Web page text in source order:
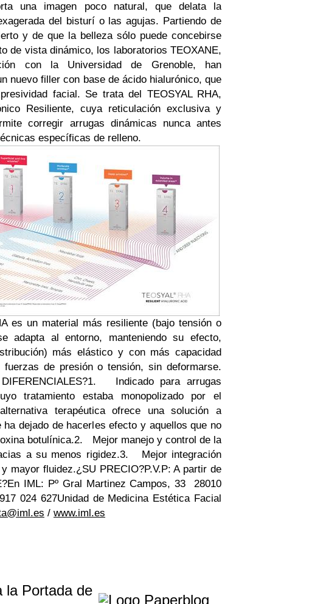
una imagen poco natural, que delata la
del bisturí o las agujas. Partiendo de
y de que la belleza sólo puede concebirse
de vista dinámico, los laboratorios TEOXANE,
con la Universidad de Grenoble, han
nuevo filler con base de ácido hialurónico, que
facial. Se trata del TEOSYAL RHA,
Resiliente, cuya reticulación exclusiva y
corregir arrugas dinámicas nunca antes
específicas de relleno.
es un material más resiliente (bajo tensión o
adapta al entorno, manteniendo su efecto,
más elástico y con más capacidad
fuerzas de presión o tensión, sin deformarse.
1.
Indicado para arrugas
tratamiento estaba monopolizado por el
terapéutica ofrece una solución a
ha dejado de hacerles efecto y aquellos que no
botulínica.2.
Mejor manejo y control de la
a su menos rigidez.3.
Mejor integración
mayor fluidez.¿SU PRECIO?P.V.P: A partir de
En IML: Pº Gral Martinez Campos, 33 28010
024 627Unidad de Medicina Estética Facial
/ www.iml.es
la Portada de